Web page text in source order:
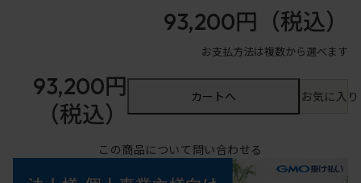
93,200円 （税込）
お支払方法は複数から選べます
93,200円
（税込）
カートへ お気に入
この商品について問い合わせる